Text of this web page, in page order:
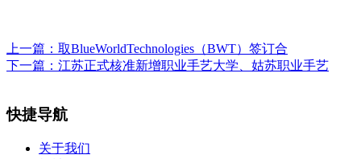
上一篇： 取BlueWorldTechnologies（BWT）签订合
下一篇： 江苏正式核准新增职业手艺大学、姑苏职业手艺
快捷导航
关于我们